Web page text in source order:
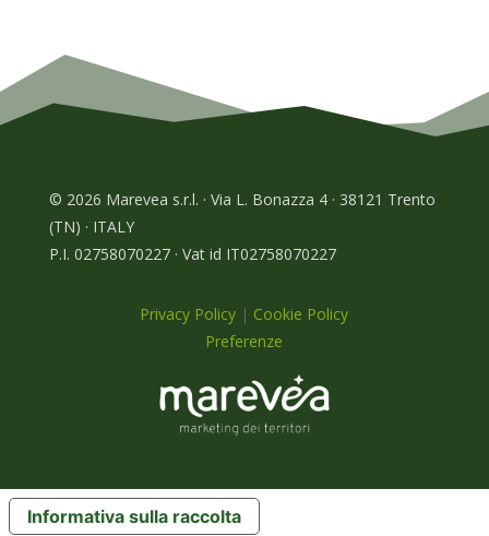
© 2026 Marevea s.r.l. · Via L. Bonazza 4 · 38121 Trento
(TN) · ITALY
P.I. 02758070227 · Vat id IT02758070227
Privacy Policy | Cookie Policy
Preferenze
Informativa sulla raccolta